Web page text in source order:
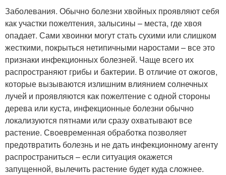
Заболевания. Обычно болезни хвойных проявляют себя
как участки пожелтения, залысины – места, где хвоя
опадает. Сами хвоинки могут стать сухими или слишком
жесткими, покрыться нетипичными наростами – все это
признаки инфекционных болезней. Чаще всего их
распространяют грибы и бактерии. В отличие от ожогов,
которые вызываются излишним влиянием солнечных
лучей и проявляются как пожелтение с одной стороны
дерева или куста, инфекционные болезни обычно
локализуются пятнами или сразу охватывают все
растение. Своевременная обработка позволяет
предотвратить болезнь и не дать инфекционному агенту
распространиться – если ситуация окажется
запущенной, вылечить растение будет куда сложнее.